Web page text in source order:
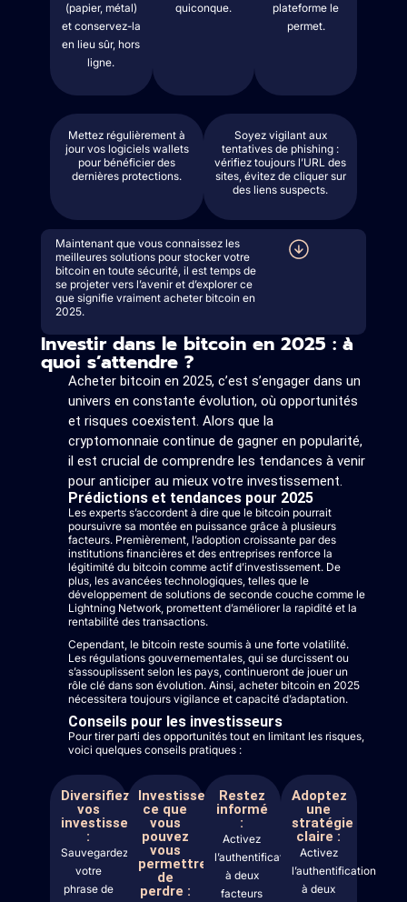
(papier, métal)
et conservez-la
en lieu sûr, hors
ligne.
quiconque.
plateforme le
permet.
Mettez régulièrement à
jour vos logiciels wallets
pour bénéficier des
dernières protections.
Soyez vigilant aux
tentatives de phishing :
vérifiez toujours l’URL des
sites, évitez de cliquer sur
des liens suspects.
Maintenant que vous connaissez les
meilleures solutions pour stocker votre
bitcoin en toute sécurité, il est temps de
se projeter vers l’avenir et d’explorer ce
que signifie vraiment acheter bitcoin en
2025.
Investir dans le bitcoin en 2025 : à
quoi s’attendre ?
Acheter bitcoin en 2025, c’est s’engager dans un
univers en constante évolution, où opportunités
et risques coexistent. Alors que la
cryptomonnaie continue de gagner en popularité,
il est crucial de comprendre les tendances à venir
pour anticiper au mieux votre investissement.
Prédictions et tendances pour 2025
Les experts s’accordent à dire que le bitcoin pourrait
poursuivre sa montée en puissance grâce à plusieurs
facteurs. Premièrement, l’adoption croissante par des
institutions financières et des entreprises renforce la
légitimité du bitcoin comme actif d’investissement. De
plus, les avancées technologiques, telles que le
développement de solutions de seconde couche comme le
Lightning Network, promettent d’améliorer la rapidité et la
rentabilité des transactions.
Cependant, le bitcoin reste soumis à une forte volatilité.
Les régulations gouvernementales, qui se durcissent ou
s’assouplissent selon les pays, continueront de jouer un
rôle clé dans son évolution. Ainsi, acheter bitcoin en 2025
nécessitera toujours vigilance et capacité d’adaptation.
Conseils pour les investisseurs
Pour tirer parti des opportunités tout en limitant les risques,
voici quelques conseils pratiques :
Diversifiez
vos
investissements
:
Sauvegardez
votre
phrase de
Investissez
ce que
vous
pouvez
vous
permettre
de
perdre :
Restez
informé
:
Activez
l’authentification
à deux
facteurs
Adoptez
une
stratégie
claire :
Activez
l’authentification
à deux